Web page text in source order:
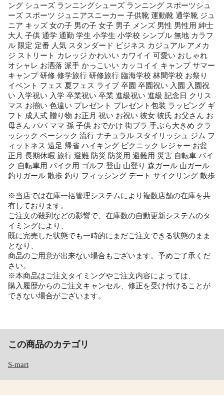
ング シューズ ランニングシューズ ランニング スポーツシュ
ーズ スポーツ ジュニアスニーカー 子供靴 運動靴 通学靴 ジュ
ニア キッズ 女の子 男の子 女子 男子 メンズ 男性 男性用 紳士
大人 子供 通学 通勤 学生 小学生 小学校 シンプル 無地 カラフ
ル 限定 定番 人気 スタンダード ビジネス カジュアル アメカ
ジ ストリート カレッジ かわいい カワイイ 可愛い おしゃれ
オシャレ お洒落 派手 かっこいい カッコイイ キャンプ サマー
キャンプ 研修 修学旅行 研修旅行 臨海学校 林間学校 お祭り
イベント フェス 夏フェス ライブ 卒園 卒園祝い 入園 入園祝
い 入学祝い 入学 卒業祝い 卒業 進級祝い 進級 記念日 クリス
マス お揃い 色違い プレゼント プレゼント包装 ラッピング ギ
フト 成人式 贈り物 お正月 祝い お祝い 彼女 彼氏 お父さん お
母さん パパ ママ 孫 子供 おでかけ 街ブラ 手ぶら大きめ クラ
ッシック ベーシック 流行 ナチュラル スタイリッシュ ジム フ
ィットネス 遠足 帰省 ハイキング ピクニック レジャー お盆
正月 長期休暇 旅行 避難 防災 防災用 避難用 災害 自転車 バイ
ク 自転車用 バイク用 ゴルフ 登山 山登り 森ガール 山ガール
釣りガール 散歩 釣り フィッシング デート サイクリング 散歩
※当店では在庫一括管理システムにより複数店舗の在庫を共
有しております。
ご注文の殺到などの影響で、在庫数の自動更新システムのタ
イミングにより、
既に完売した状態でも一時的にまだご注文できる状態のまま
となり、
商品のご用意が出来ない場合もございます。予めご了承くだ
さい。
※本商品はご注文タイミングやご注文内容によっては、
購入履歴からのご注文キャンセル、修正を受け付けることが
できない場合がございます。
この商品のカテゴリ
S-mart